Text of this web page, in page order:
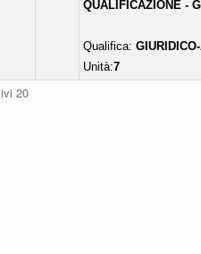
QUALIFICAZIONE -
Qualifica:
Unità:7
20